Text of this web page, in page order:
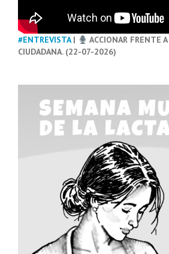
#ENTREVISTA|
ACCIONAR FRENTE
CIUDADANA. (22-07-2026)